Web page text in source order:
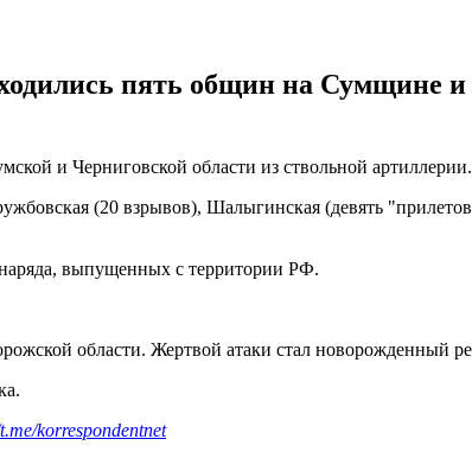
пять общин на Сумщине
и Черниговской области из ствольной
(20 взрывов), Шалыгинская (девять
выпущенных с территории РФ.
области. Жертвой атаки стал новорожденный
korrespondentnet